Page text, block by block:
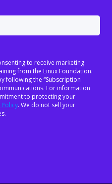
to receive marketing
from the Linux Foundation.
following the “Subscription
For information
to protecting your
Policy. We do not sell your